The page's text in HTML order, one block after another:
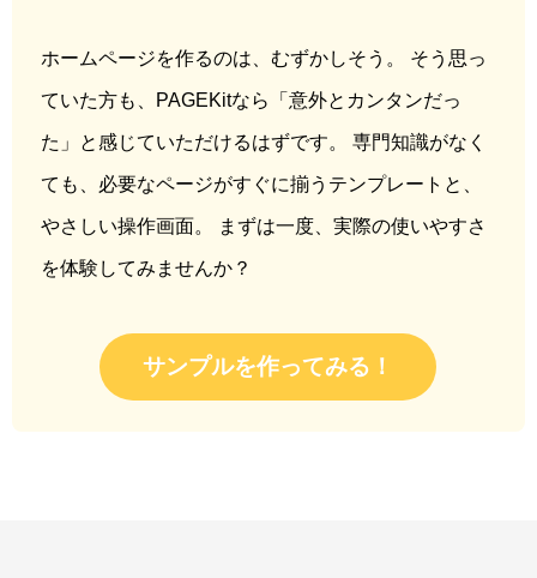
ホームページを作るのは、むずかしそう。 そう思っ
ていた方も、PAGEKitなら「意外とカンタンだっ
た」と感じていただけるはずです。 専門知識がなく
ても、必要なページがすぐに揃うテンプレートと、
やさしい操作画面。 まずは一度、実際の使いやすさ
を体験してみませんか？
サンプルを作ってみる！